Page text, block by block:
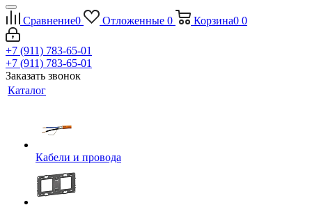
Сравнение0 Отложенные 0 Корзина0 0
+7 (911) 783-65-01
+7 (911) 783-65-01
Заказать звонок
Каталог
Кабели и провода